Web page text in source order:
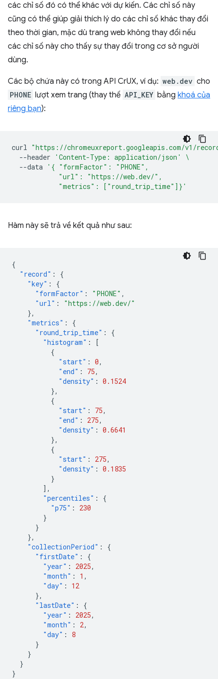
các chỉ số đó có thể khác với dự kiến. Các chỉ số này
cũng có thể giúp giải thích lý do các chỉ số khác thay đổi
theo thời gian, mặc dù trang web không thay đổi nếu
các chỉ số này cho thấy sự thay đổi trong cơ sở người
dùng.
Các bộ chứa này có trong API CrUX, ví dụ: web.dev cho
PHONE lượt xem trang (thay thế API_KEY bằng khoá của
riêng bạn):
curl "https://chromeuxreport.googleapis.com/v1/
--header
'Content-Type: application/json'
\
--data '{ "formFactor": "PHONE",
            "url": "https://web.dev/",
            "metrics": ["round_trip_time"]}'
Hàm này sẽ trả về kết quả như sau:
{
"record" :
{
"key" :
{
"formFactor" : "PHONE" ,
"url" :
"https://web.dev/"
},
"metrics" :
{
"round_trip_time" :
{
"histogram" :
[
{
"start" : 0,
"end" : 75,
"density" : 0.1524
},
{
"start" : 75,
"end" : 275,
"density" : 0.6641
},
{
"start" : 275,
"density" : 0.1835
}
],
"percentiles" :
{
"p75" :
230
}
}
},
"collectionPeriod" :
{
"firstDate" :
{
"year" : 2025,
"month" : 1 ,
"day" :
12
},
"lastDate" :
{
"year" : 2025,
"month" : 2,
"day" :
8
}
}
}
}